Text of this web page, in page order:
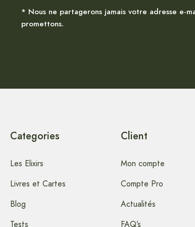
* Nous ne partagerons jamais votre adresse e-
promettons.
Categories
Les Elixirs
Livres et Cartes
Blog
Tests
Client
Mon compte
Compte Pro
Actualités
FAQ’s